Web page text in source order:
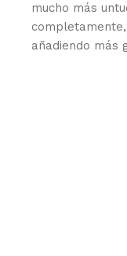
mucho más
añadiendo más